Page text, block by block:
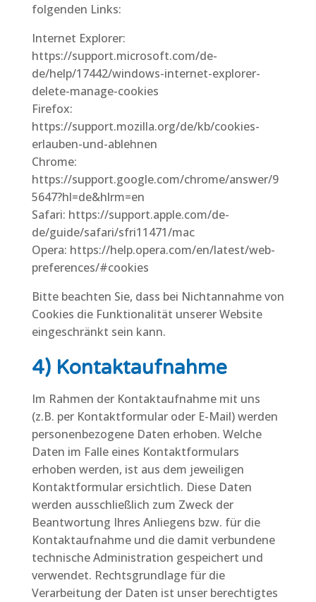
folgenden Links:
Internet Explorer:
https://support.microsoft.com/de-
de/help/17442/windows-internet-explorer-
delete-manage-cookies
Firefox:
https://support.mozilla.org/de/kb/cookies-
erlauben-und-ablehnen
Chrome:
https://support.google.com/chrome/answer/9
5647?hl=de&hlrm=en
Safari: https://support.apple.com/de-
de/guide/safari/sfri11471/mac
Opera: https://help.opera.com/en/latest/web-
preferences/#cookies
Bitte beachten Sie, dass bei Nichtannahme von
Cookies die Funktionalität unserer Website
eingeschränkt sein kann.
4) Kontaktaufnahme
Im Rahmen der Kontaktaufnahme mit uns
(z.B. per Kontaktformular oder E-Mail) werden
personenbezogene Daten erhoben. Welche
Daten im Falle eines Kontaktformulars
erhoben werden, ist aus dem jeweiligen
Kontaktformular ersichtlich. Diese Daten
werden ausschließlich zum Zweck der
Beantwortung Ihres Anliegens bzw. für die
Kontaktaufnahme und die damit verbundene
technische Administration gespeichert und
verwendet. Rechtsgrundlage für die
Verarbeitung der Daten ist unser berechtigtes